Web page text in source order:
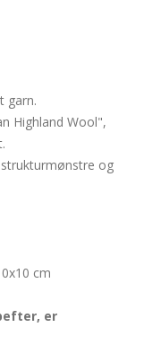
garn.
Highland Wool",
og
cm
er